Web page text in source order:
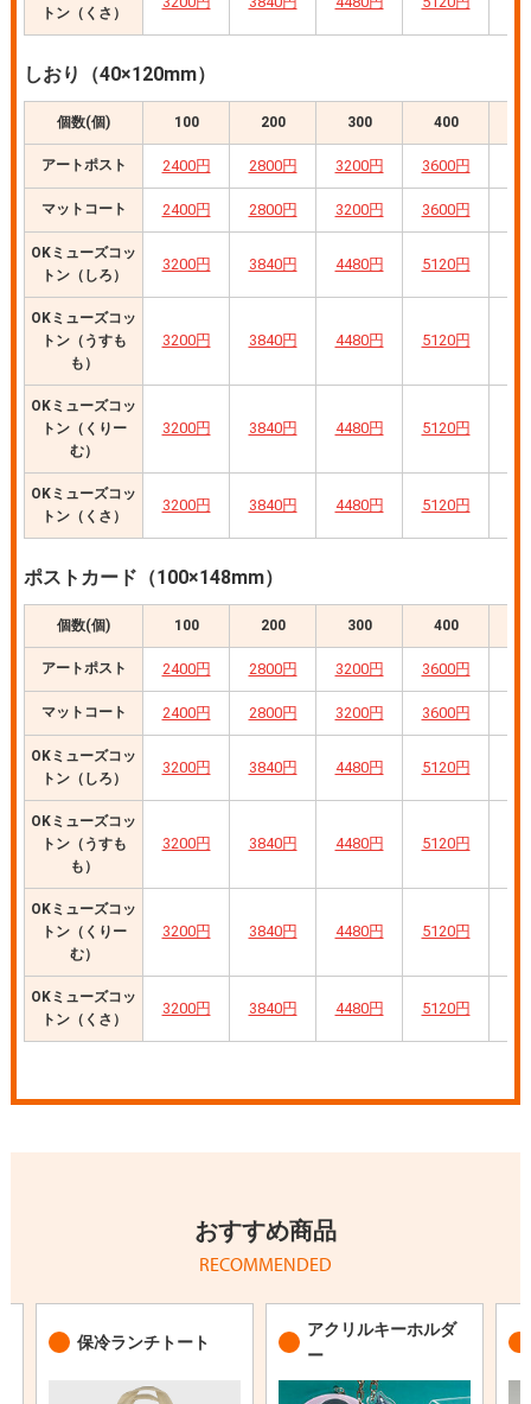
おすすめ商品
RECOMMENDED
保冷ランチトート
アクリルキーホルダ
ー